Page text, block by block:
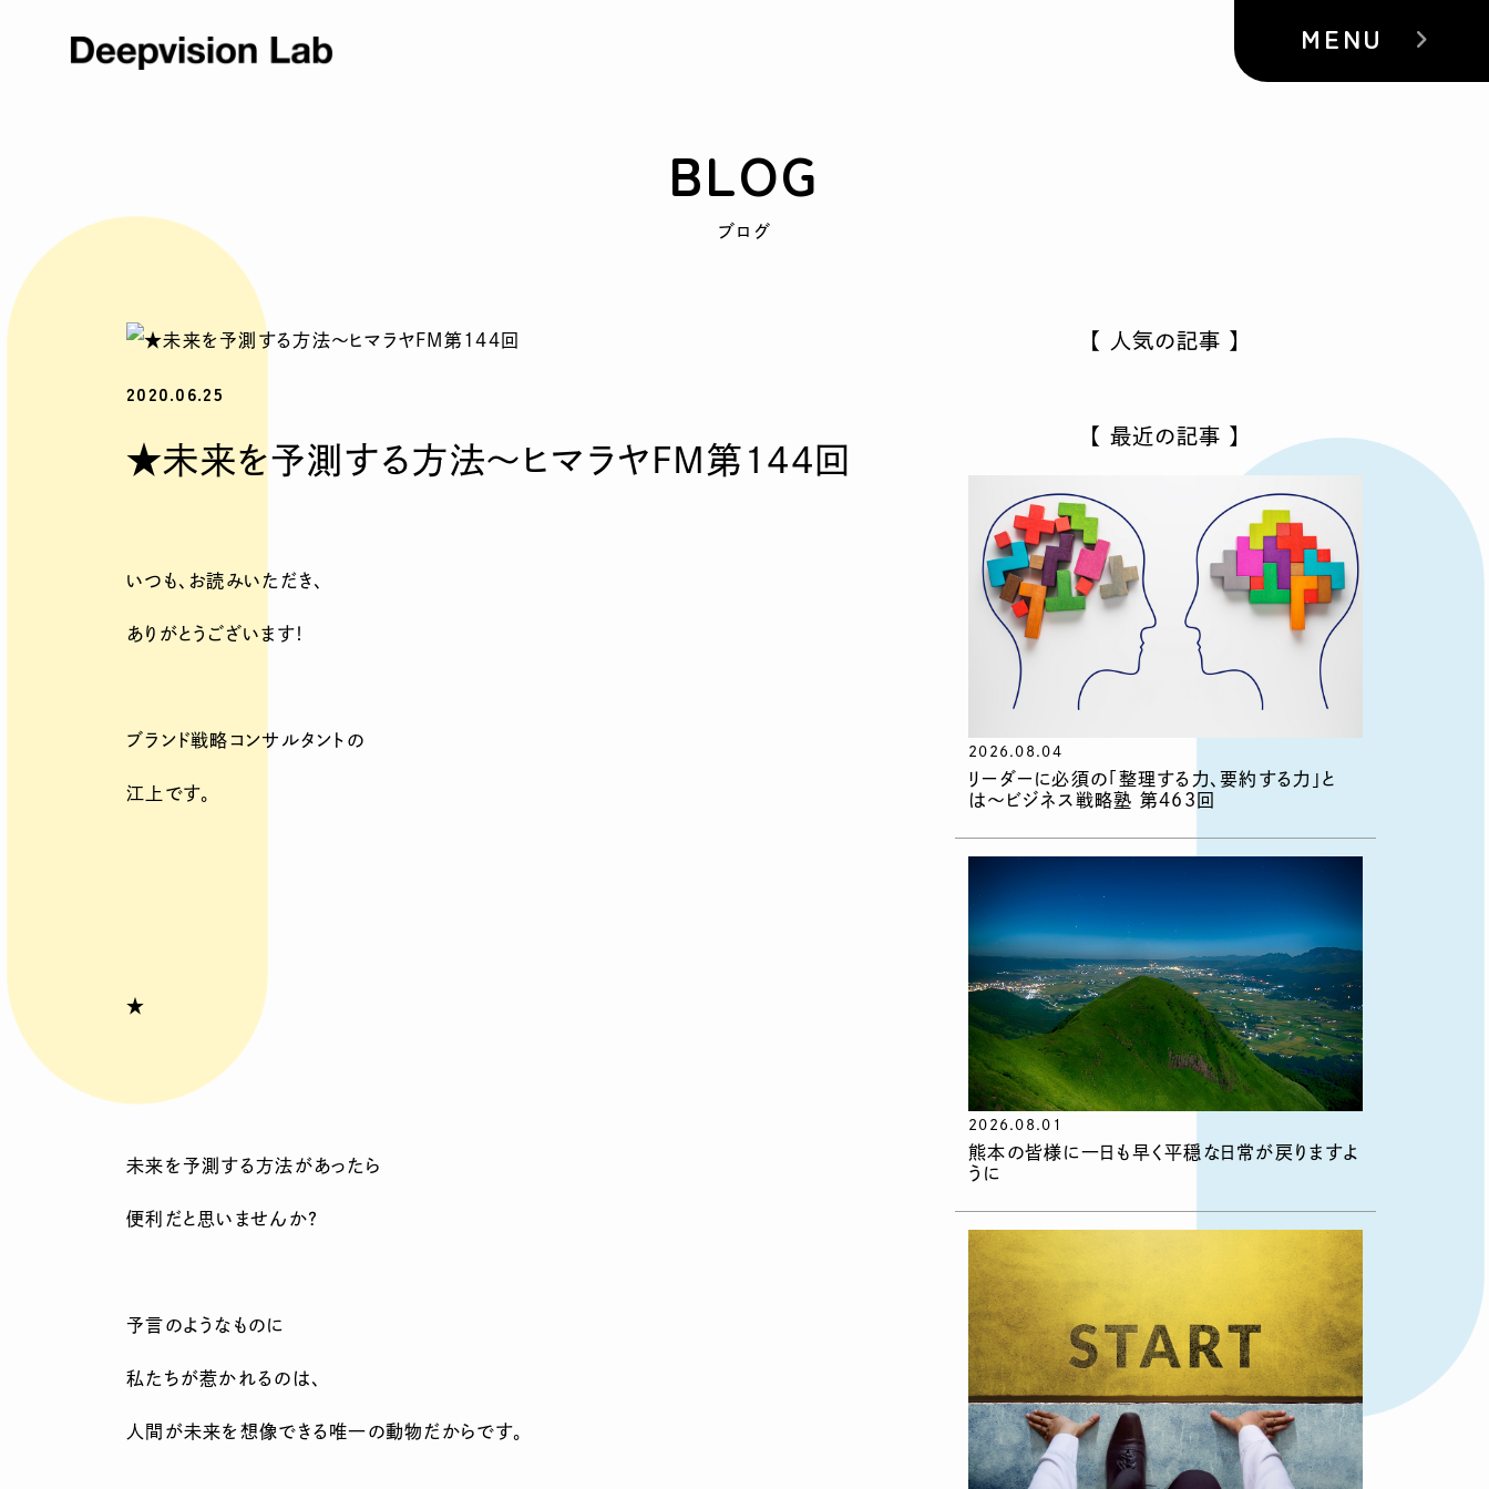
MENU
BLOG
ブログ
2020.06.25
★未来を予測する方法～ヒマラヤFM第144回
いつも、お読みいただき、
ありがとうございます！
ブランド戦略コンサルタントの
江上です。
★
未来を予測する方法があったら
便利だと思いませんか？
予言のようなものに
私たちが惹かれるのは、
人間が未来を想像できる唯一の動物だからです。
【 人気の記事 】
【 最近の記事 】
2026.08.04
リーダーに必須の「整理する力、要約する力」と
は〜ビジネス戦略塾 第463回
2026.08.01
熊本の皆様に一日も早く平穏な日常が戻りますよ
うに